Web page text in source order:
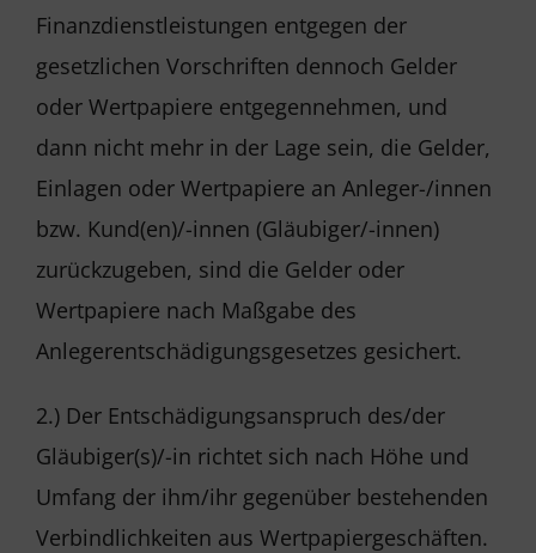
Finanzdienstleistungen entgegen der
gesetzlichen Vorschriften dennoch Gelder
oder Wertpapiere entgegennehmen, und
dann nicht mehr in der Lage sein, die Gelder,
Einlagen oder Wertpapiere an Anleger-/innen
bzw. Kund(en)/-innen (Gläubiger/-innen)
zurückzugeben, sind die Gelder oder
Wertpapiere nach Maßgabe des
Anlegerentschädigungsgesetzes gesichert.
2.) Der Entschädigungsanspruch des/der
Gläubiger(s)/-in richtet sich nach Höhe und
Umfang der ihm/ihr gegenüber bestehenden
Verbindlichkeiten aus Wertpapiergeschäften.